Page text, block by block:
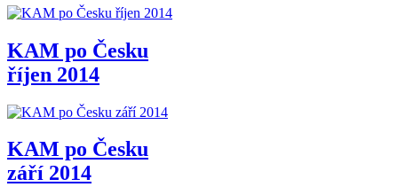
KAM po Česku
říjen 2014
KAM po Česku
září 2014